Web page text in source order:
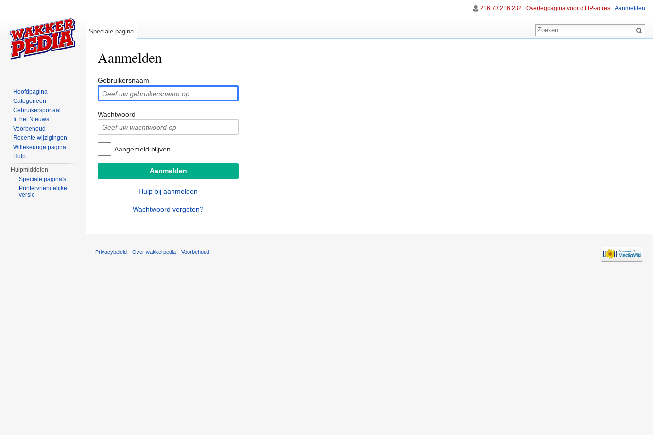
Aanmelden
Gebruikersnaam
Wachtwoord
Aangemeld blijven
Hulp bij aanmelden
Wachtwoord vergeten?
216.73.216.232 Overlegpagina voor dit IP-adres Aanmelden
Speciale pagina
Hoofdpagina
Categorieën
Gebruikersportaal
In het Nieuws
Voorbehoud
Recente wijzigingen
Willekeurige pagina
Hulp
Hulpmiddelen
Speciale pagina's
Printervriendelijke
versie
Privacybeleid Over wakkerpedia Voorbehoud